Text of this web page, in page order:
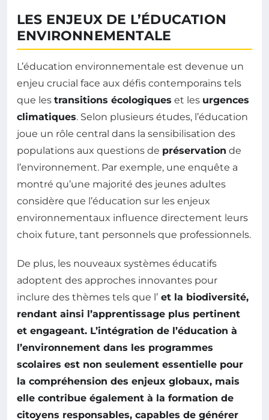
LES ENJEUX DE L’ÉDUCATION
ENVIRONNEMENTALE
L’éducation environnementale est devenue un
enjeu crucial face aux défis contemporains tels
que les transitions écologiques et les urgences
climatiques. Selon plusieurs études, l’éducation
joue un rôle central dans la sensibilisation des
populations aux questions de préservation de
l’environnement. Par exemple, une enquête a
montré qu’une majorité des jeunes adultes
considère que l’éducation sur les enjeux
environnementaux influence directement leurs
choix future, tant personnels que professionnels.
De plus, les nouveaux systèmes éducatifs
adoptent des approches innovantes pour
inclure des thèmes tels que l’ et la biodiversité,
rendant ainsi l’apprentissage plus pertinent
et engageant. L’intégration de l’éducation à
l’environnement dans les programmes
scolaires est non seulement essentielle pour
la compréhension des enjeux globaux, mais
elle contribue également à la formation de
citoyens responsables, capables de générer